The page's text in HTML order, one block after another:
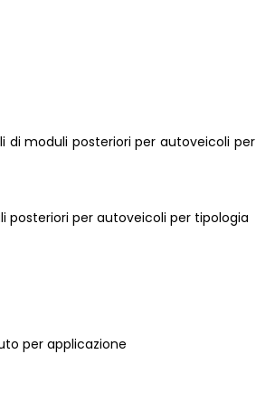
di moduli posteriori per autoveicoli per
posteriori per autoveicoli per tipologia
per applicazione